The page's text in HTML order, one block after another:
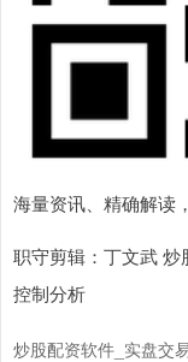
海量资讯、精确解读
职守剪辑：丁文武
控制分析
炒股配资软件_实盘交